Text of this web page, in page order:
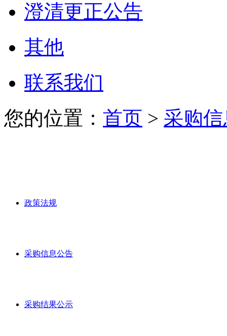
澄清更正公告
其他
联系我们
您的位置： 首页 > 采购
政策法规
采购信息公告
采购结果公示